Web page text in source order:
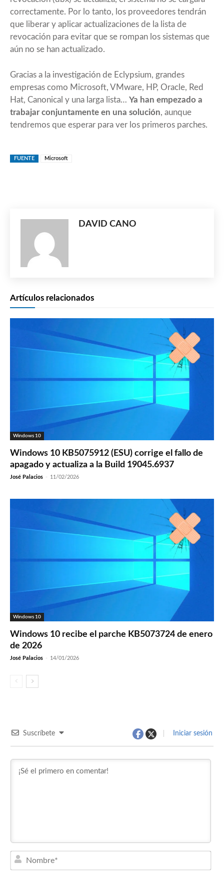
correctamente. Por lo tanto, los proveedores tendrán
que liberar y aplicar actualizaciones de la lista de
revocación para evitar que se rompan los sistemas que
aún no se han actualizado.
Gracias a la investigación de Eclypsium, grandes
empresas como Microsoft, VMware, HP, Oracle, Red
Hat, Canonical y una larga lista… Ya han empezado a
trabajar conjuntamente en una solución, aunque
tendremos que esperar para ver los primeros parches.
FUENTE Microsoft
DAVID CANO
Artículos relacionados
Windows 10
Windows 10 KB5075912 (ESU) corrige el fallo de
apagado y actualiza a la Build 19045.6937
José Palacios - 11/02/2026
Windows 10
Windows 10 recibe el parche KB5073724 de enero
de 2026
José Palacios - 14/01/2026
Suscríbete Iniciar sesión